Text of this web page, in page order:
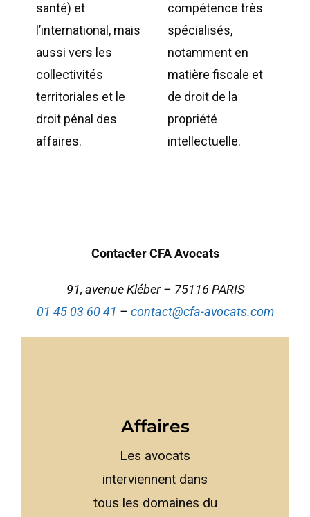
santé) et
l’international, mais
aussi vers les
collectivités
territoriales et le
droit pénal des
affaires.
compétence très
spécialisés,
notamment en
matière fiscale et
de droit de la
propriété
intellectuelle.
Contacter CFA Avocats
91, avenue Kléber – 75116 PARIS
01 45 03 60 41 – contact@cfa-avocats.com
Affaires
Les avocats
interviennent dans
tous les domaines du